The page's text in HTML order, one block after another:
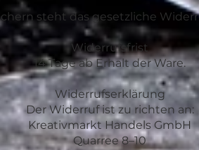
steht das gesetzliche
Widerrufsfrist
14 Tage ab Erhalt der Ware.
Widerrufserklärung
Der Widerruf ist zu richten an:
Kreativmarkt Handels GmbH
Quarree 8–10